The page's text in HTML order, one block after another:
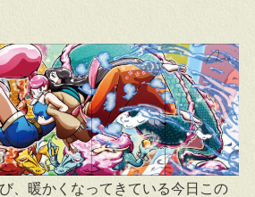
、暖かくなってきている今日この